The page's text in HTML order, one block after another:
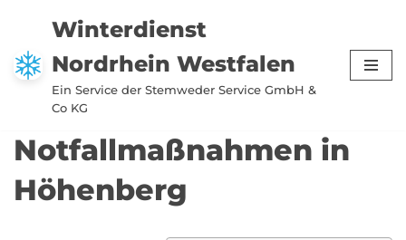
Zum
Inhalt
springen
Winterdienst
Nordrhein Westfalen
Ein Service der Stemweder Service GmbH &
Co KG
Notfallmaßnahmen in
Höhenberg